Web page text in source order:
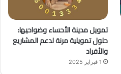
تمويل مدينة الأحساء وضواحيها:
حلول تمويلية مرنة لدعم المشاريع
والأفراد
1 فبراير 2025